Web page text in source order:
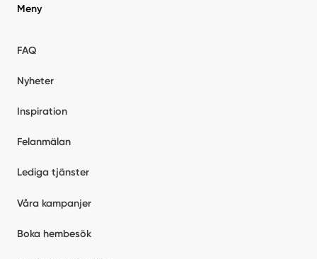
Meny
FAQ
Nyheter
Inspiration
Felanmälan
Lediga tjänster
Våra kampanjer
Boka hembesök